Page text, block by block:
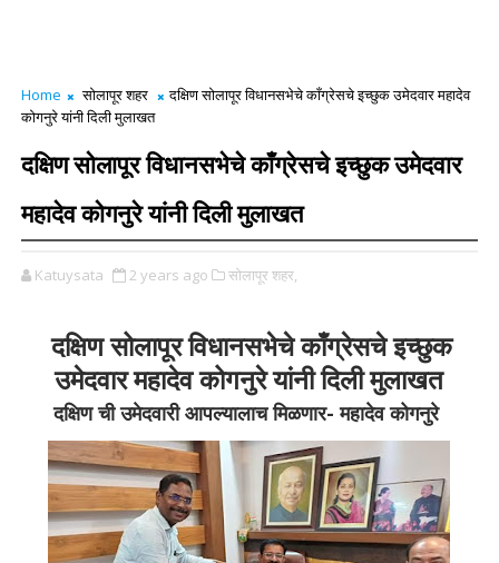
Home सोलापूर शहर
दक्षिण सोलापूर विधानसभेचे काँग्रेसचे इच्छुक उमेदवार महादेव
कोगनुरे यांनी दिली मुलाखत
दक्षिण सोलापूर विधानसभेचे काँग्रेसचे इच्छुक उमेदवार
महादेव कोगनुरे यांनी दिली मुलाखत
Katuysata 2 years ago सोलापूर शहर,
दक्षिण सोलापूर विधानसभेचे काँग्रेसचे इच्छुक
उमेदवार महादेव कोगनुरे यांनी दिली मुलाखत
दक्षिण ची उमेदवारी आपल्यालाच मिळणार- महादेव कोगनुरे